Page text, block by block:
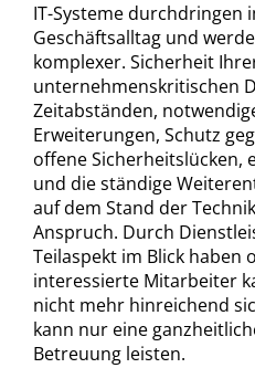
IT-Systeme durchdringen
Geschäftsalltag und
komplexer. Sicherheit
unternehmenskritischen
Zeitabständen,
Erweiterungen, Schutz
offene Sicherheitslücken,
und die ständige
auf dem Stand der
Anspruch. Durch
Teilaspekt im Blick haben
interessierte Mitarbeiter
nicht mehr hinreichend
kann nur eine
Betreuung leisten.